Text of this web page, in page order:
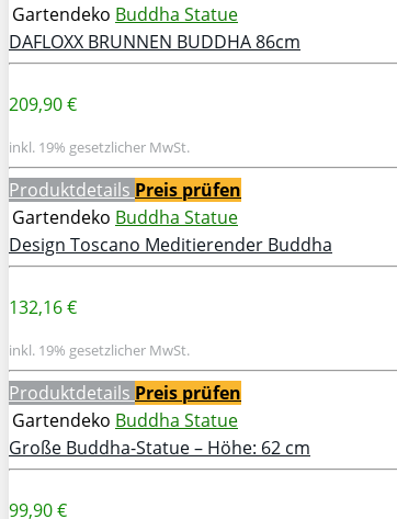
Gartendeko Buddha Statue
DAFLOXX BRUNNEN BUDDHA 86cm
209,90 €
inkl. 19% gesetzlicher MwSt.
Produktdetails Preis prüfen
Gartendeko Buddha Statue
Design Toscano Meditierender Buddha
132,16 €
inkl. 19% gesetzlicher MwSt.
Produktdetails Preis prüfen
Gartendeko Buddha Statue
Große Buddha-Statue – Höhe: 62 cm
99,90 €